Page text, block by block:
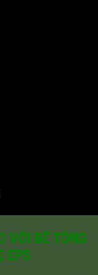
VỚI BÊ TÔNG
EPS